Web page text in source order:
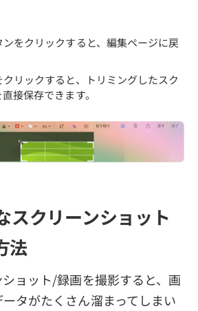
ンをクリックすると、編集ページに戻
クリックすると、トリミングしたスク
接保存できます。
スクリーンショット
法
ョット/録画を撮影すると、画
タがたくさん溜まってしまい